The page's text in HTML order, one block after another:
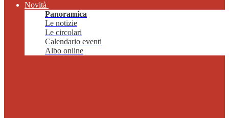
Novità
Panoramica
Le notizie
Le circolari
Calendario eventi
Albo online